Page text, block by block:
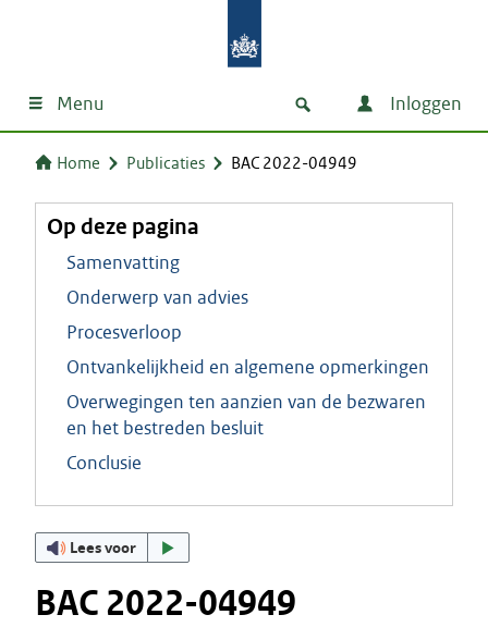
Menu Inloggen
Home Publicaties BAC 2022-04949
Op deze pagina
Samenvatting
Onderwerp van advies
Procesverloop
Ontvankelijkheid en algemene opmerkingen
Overwegingen ten aanzien van de bezwaren
en het bestreden besluit
Conclusie
Lees voor
BAC 2022-04949